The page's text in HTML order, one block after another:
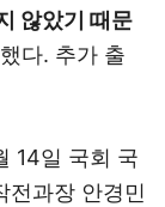
않았기 때문
다. 추가 출
14일 국회 국
전과장 안경민